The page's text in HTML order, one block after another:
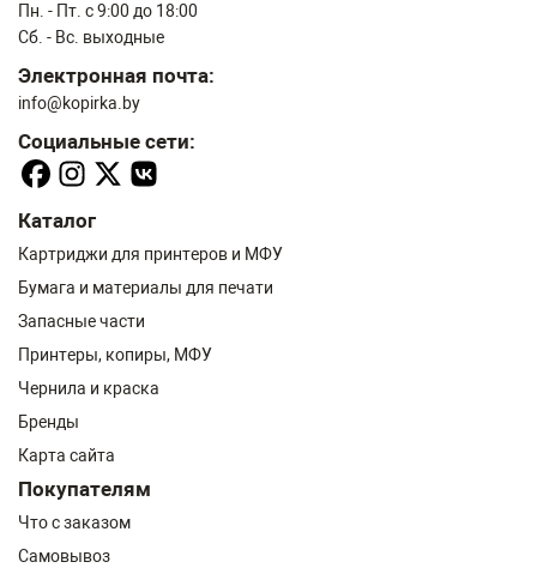
Пн. - Пт. с 9:00 до 18:00
Сб. - Вс. выходные
Электронная почта:
info@kopirka.by
Социальные сети:
Каталог
Картриджи для принтеров и МФУ
Бумага и материалы для печати
Запасные части
Принтеры, копиры, МФУ
Чернила и краска
Бренды
Карта сайта
Покупателям
Что с заказом
Самовывоз